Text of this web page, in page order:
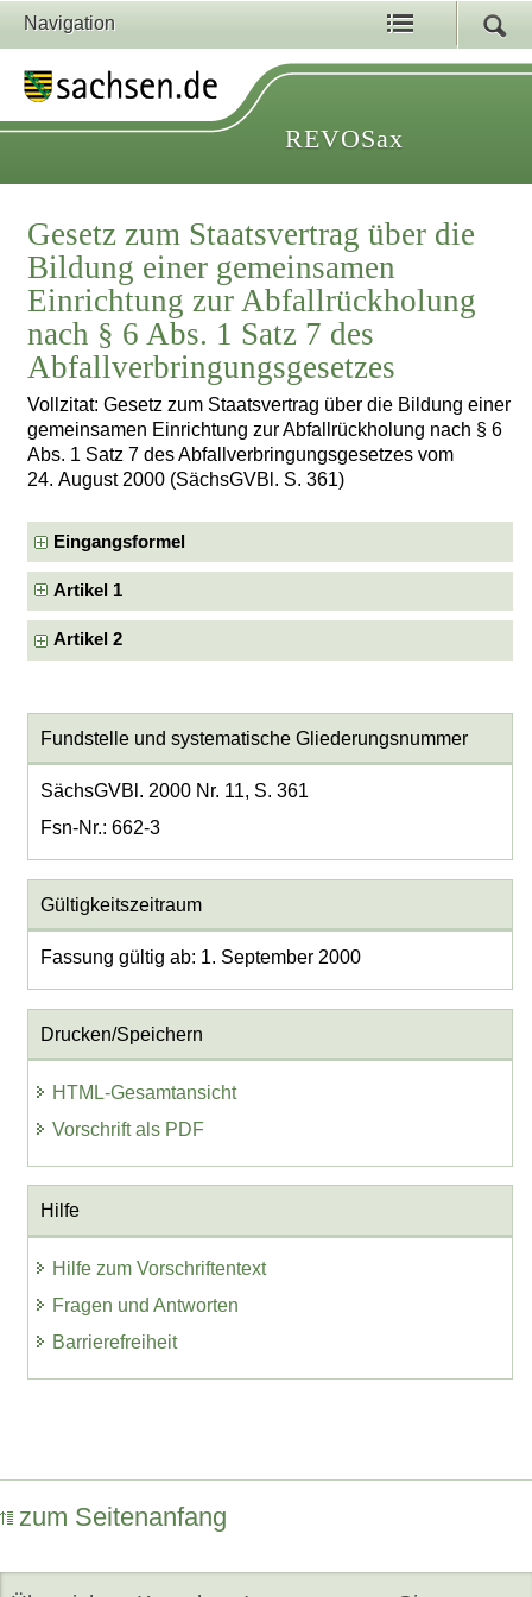
Navigation
REVOSax
Gesetz zum Staatsvertrag über die
Bildung einer gemeinsamen
Einrichtung zur Abfallrückholung
nach § 6 Abs. 1 Satz 7 des
Abfallverbringungsgesetzes
Vollzitat: Gesetz zum Staatsvertrag über die Bildung einer
gemeinsamen Einrichtung zur Abfallrückholung nach § 6
Abs. 1 Satz 7 des Abfallverbringungsgesetzes vom
24. August 2000 (SächsGVBl. S. 361)
Eingangsformel
Artikel 1
Artikel 2
Fundstelle und systematische Gliederungsnummer
SächsGVBl. 2000 Nr. 11, S. 361
Fsn-Nr.: 662-3
Gültigkeitszeitraum
Fassung gültig ab: 1. September 2000
Drucken/Speichern
HTML-Gesamtansicht
Vorschrift als PDF
Hilfe
Hilfe zum Vorschriftentext
Fragen und Antworten
Barrierefreiheit
zum Seitenanfang